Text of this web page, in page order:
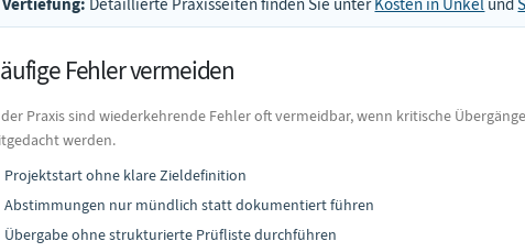
Fehler vermeiden
Praxis sind wiederkehrende Fehler oft vermeidbar, wenn kritische
werden.
Projektstart ohne klare Zieldefinition
Abstimmungen nur mündlich statt dokumentiert führen
Übergabe ohne strukturierte Prüfliste durchführen